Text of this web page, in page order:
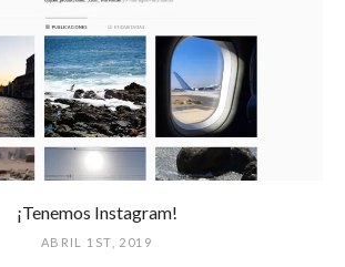
¡Tenemos Instagram!
ABRIL 1ST, 2019